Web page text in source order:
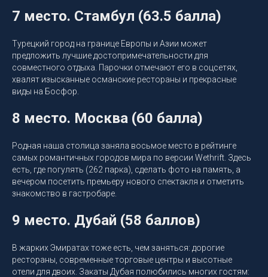
7 место. Стамбул (63.5 балла)
Турецкий город на границе Европы и Азии может
предложить лучшие достопримечательности для
совместного отдыха. Парочки отмечают его в соцсетях,
хвалят изысканные османские рестораны и прекрасные
виды на Босфор.
8 место. Москва (60 балла)
Родная наша столица заняла восьмое место в рейтинге
самых романтичных городов мира по версии Wethrift. Здесь
есть, где погулять (262 парка), сделать фото на память, а
вечером посетить премьеру нового спектакля и отметить
знакомство в гастробаре.
9 место. Дубай (58 баллов)
В жарких Эмиратах тоже есть, чем заняться: дорогие
рестораны, современные торговые центры и высотные
отели для двоих. Закаты Дубая полюбились многих гостям: